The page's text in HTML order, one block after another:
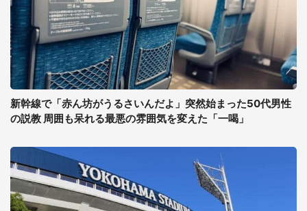
新幹線で「赤ん坊がうるさいんだよ」突然始まった50代男性
の説教 周囲も呆れる最悪の雰囲気を変えた「一喝」